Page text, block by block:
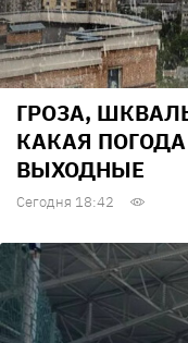
ГРОЗА,
КАКАЯ ПОГОДА
ВЫХОДНЫЕ
Сегодня 18:42